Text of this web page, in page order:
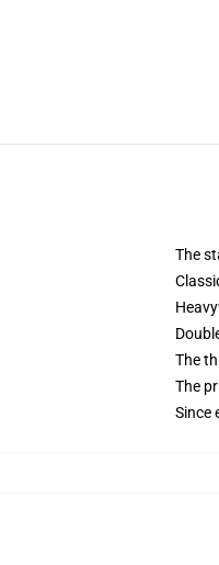
The
The
The
Since